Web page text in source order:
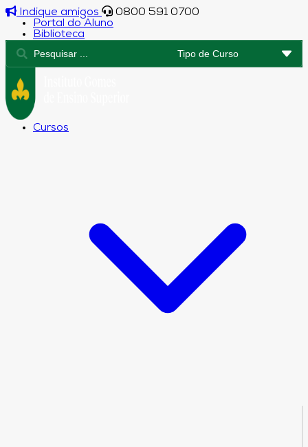
Indique amigos
0800 591 0700
Portal do Aluno
Biblioteca
Cursos